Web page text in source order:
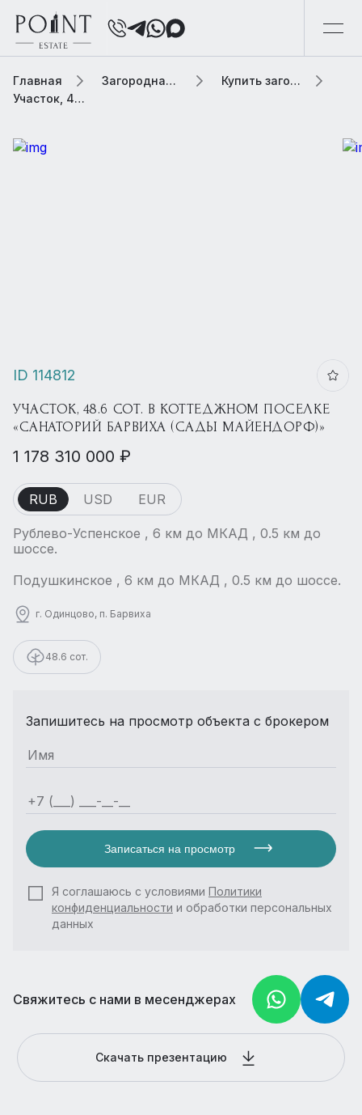
Главная Загородная элитная недвижимость
Купить загородную элитную недвижимость
Участок, 48.6 сот. В коттеджном поселке «Санаторий Барвиха (Сады Майендорф)»
ID 114812
УЧАСТОК, 48.6 СОТ. В КОТТЕДЖНОМ ПОСЕЛКЕ
«САНАТОРИЙ БАРВИХА (САДЫ МАЙЕНДОРФ)»
1 178 310 000 ₽
RUB USD EUR
Рублево-Успенское , 6 км до МКАД , 0.5 км до
шоссе.
Подушкинское , 6 км до МКАД , 0.5 км до шоссе.
г. Одинцово, п. Барвиха
48.6 сот.
Запишитесь на просмотр объекта с брокером
Записаться на просмотр
Я соглашаюсь с условиями Политики
конфиденциальности и обработки персональных
данных
Свяжитесь с нами в месенджерах
Скачать презентацию